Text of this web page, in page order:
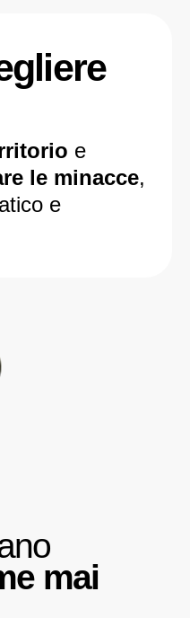
e
le minacce,
e
mai